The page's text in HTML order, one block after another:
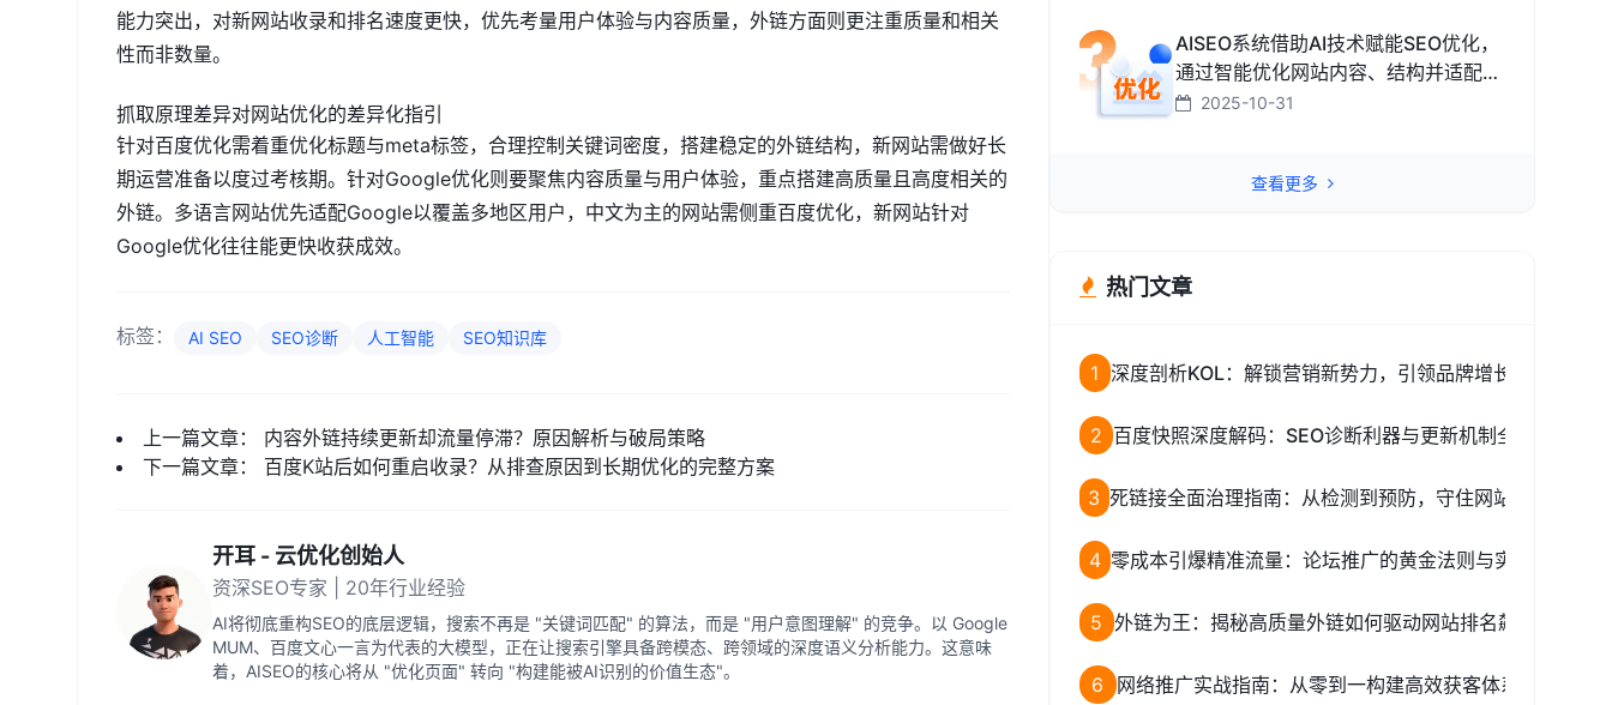
能力突出，对新网站收录和排名速度更快，优先考量用户体验与内容质量，外链方面则更注重质量和相关
性而非数量。
抓取原理差异对网站优化的差异化指引
针对百度优化需着重优化标题与meta标签，合理控制关键词密度，搭建稳定的外链结构，新网站需做好长
期运营准备以度过考核期。针对Google优化则要聚焦内容质量与用户体验，重点搭建高质量且高度相关的
外链。多语言网站优先适配Google以覆盖多地区用户，中文为主的网站需侧重百度优化，新网站针对
Google优化往往能更快收获成效。
标签： AI SEO SEO诊断 人工智能 SEO知识库
上一篇文章： 内容外链持续更新却流量停滞？原因解析与破局策略
下一篇文章： 百度K站后如何重启收录？从排查原因到长期优化的完整方案
开耳 - 云优化创始人
资深SEO专家 | 20年行业经验
AI将彻底重构SEO的底层逻辑，搜索不再是 "关键词匹配" 的算法，而是 "用户意图理解" 的竞争。以 Google
MUM、百度文心一言为代表的大模型，正在让搜索引擎具备跨模态、跨领域的深度语义分析能力。这意味
着，AISEO的核心将从 "优化页面" 转向 "构建能被AI识别的价值生态"。
法。
AISEO系统借助AI技术赋能SEO优化，
通过智能优化网站内容、结构并适配搜
索引擎规则，助力网站快速提升排名，
2025-10-31
查看更多
热门文章
1 深度剖析KOL：解锁营销新势力，引领品牌增长新路径！
2 百度快照深度解码：SEO诊断利器与更新机制全揭秘
3 死链接全面治理指南：从检测到预防，守住网站权重与流量
4 零成本引爆精准流量：论坛推广的黄金法则与实战全攻略
5 外链为王：揭秘高质量外链如何驱动网站排名飙升
6 网络推广实战指南：从零到一构建高效获客体系